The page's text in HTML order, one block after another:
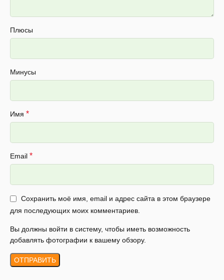
Плюсы
Минусы
Имя *
Email *
Сохранить моё имя, email и адрес сайта в этом браузере
для последующих моих комментариев.
Вы должны войти в систему, чтобы иметь возможность
добавлять фотографии к вашему обзору.